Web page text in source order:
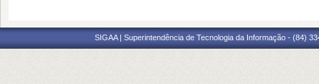
SIGAA | Superintendência de Tecnologia da Informação - (84)